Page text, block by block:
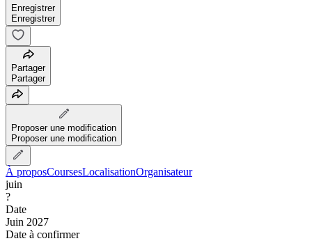
Enregistrer
Enregistrer
Partager
Partager
Proposer une modification
Proposer une modification
À proposCoursesLocalisationOrganisateur
juin
?
Date
Juin 2027
Date à confirmer